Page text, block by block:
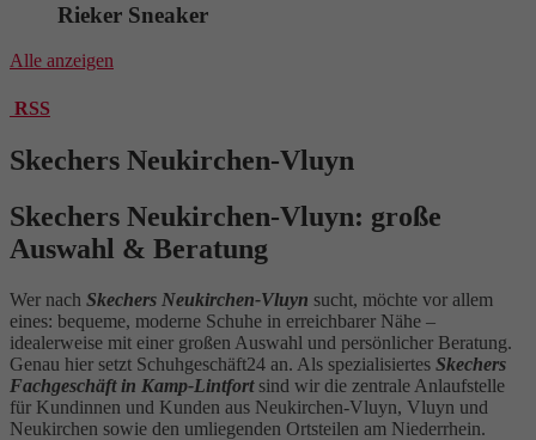
Rieker Sneaker
Alle anzeigen
RSS
Skechers Neukirchen-Vluyn
Skechers Neukirchen-Vluyn: große
Auswahl & Beratung
Wer nach Skechers Neukirchen-Vluyn sucht, möchte vor allem
eines: bequeme, moderne Schuhe in erreichbarer Nähe –
idealerweise mit einer großen Auswahl und persönlicher Beratung.
Genau hier setzt Schuhgeschäft24 an. Als spezialisiertes Skechers
Fachgeschäft in Kamp-Lintfortsind wir die zentrale Anlaufstelle
für Kundinnen und Kunden aus Neukirchen-Vluyn, Vluyn und
Neukirchen sowie den umliegenden Ortsteilen am Niederrhein.